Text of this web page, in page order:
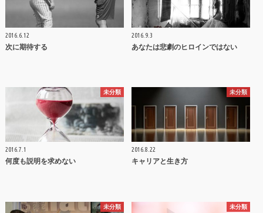
2016.6.12
次に期待する
2016.9.3
あなたは悲劇のヒロインではない
未分類
2016.7.1
何度も説明を求めない
未分類
2016.8.22
キャリアと生き方
未分類 未分類